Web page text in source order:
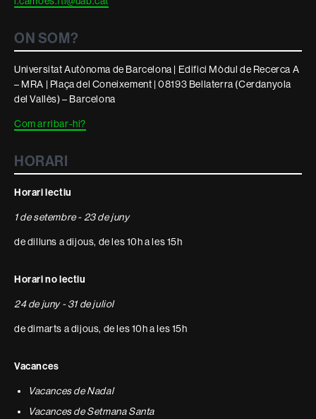
ON SOM?
Universitat Autònoma de Barcelona | Edifici Mòdul de Recerca A
– MRA | Plaça del Coneixement | 08193 Bellaterra (Cerdanyola
del Vallès) – Barcelona
Com arribar-hi?
HORARI
Horari lectiu
1 de setembre - 23 de juny
de dilluns a dijous, de les 10h a les 15h
Horari no lectiu
24 de juny - 31 de juliol
de dimarts a dijous, de les 10h a les 15h
Vacances
Vacances de Nadal
Vacances de Setmana Santa